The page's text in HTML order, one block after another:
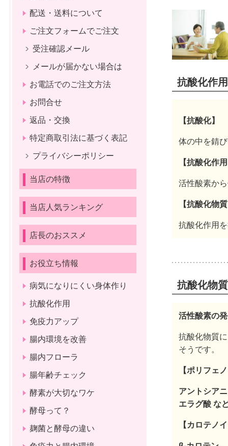
抗酸化作
【抗酸化】
体の中を錆
【抗酸化作
活性酸素か
【抗酸化物
抗酸化作用
抗酸化物
活性酸素の
抗酸化物質
そうです。
【ポリフェ
アントシア
エラグ酸 な
【カロテノ
配送・送料について
ご注文フォームでご注文
受注確認メール
メールが届かない場合は
お電話でのご注文方法
お問合せ
返品・交換
特定商取引法に基づく表記
プライバシーポリシー
当店の特徴
当店人気ランキング
店長のおススメ
お役立ち情報
病気になりにくい身体作り
抗酸化作用
免疫力アップ
腸内環境を改善
腸内フローラ
腸年齢チェック
酵素が大切なワケ
酵母って？
麹菌と酵母の違い